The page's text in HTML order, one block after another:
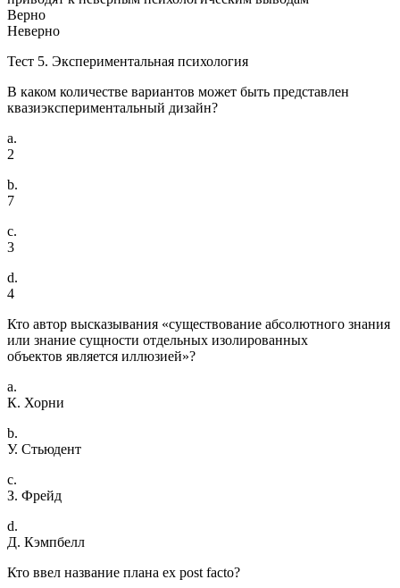
Верно
Неверно
Тест 5. Экспериментальная психология
В каком количестве вариантов может быть представлен
квазиэкспериментальный дизайн?
a.
2
b.
7
c.
3
d.
4
Кто автор высказывания «существование абсолютного знания
или знание сущности отдельных изолированных
объектов является иллюзией»?
a.
К. Хорни
b.
У. Стьюдент
c.
З. Фрейд
d.
Д. Кэмпбелл
Кто ввел название плана ex post facto?